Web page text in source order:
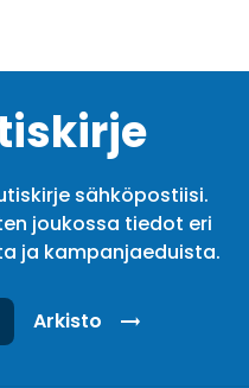
sähköpostiisi.
joukossa tiedot eri
ja kampanjaeduista.
Arkisto